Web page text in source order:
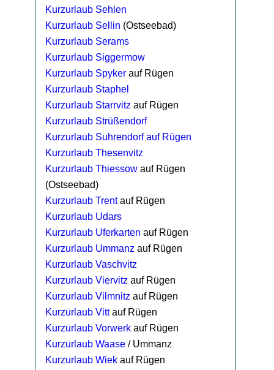
Kurzurlaub Sehlen
Kurzurlaub Sellin (Ostseebad)
Kurzurlaub Serams
Kurzurlaub Siggermow
Kurzurlaub Spyker auf Rügen
Kurzurlaub Staphel
Kurzurlaub Starrvitz auf Rügen
Kurzurlaub Strüßendorf
Kurzurlaub Suhrendorf auf Rügen
Kurzurlaub Thesenvitz
Kurzurlaub Thiessow auf Rügen
(Ostseebad)
Kurzurlaub Trentauf Rügen
Kurzurlaub Udars
Kurzurlaub Uferkarten auf Rügen
Kurzurlaub Ummanz auf Rügen
Kurzurlaub Vaschvitz
Kurzurlaub Viervitz auf Rügen
Kurzurlaub Vilmnitz auf Rügen
Kurzurlaub Vittauf Rügen
Kurzurlaub Vorwerk auf Rügen
Kurzurlaub Waase / Ummanz
Kurzurlaub Wiek auf Rügen